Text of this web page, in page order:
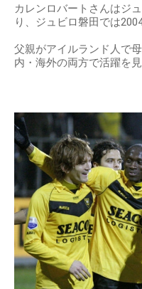
カレンロバートさんはジ
り、ジュビロ磐田では
父親がアイルランド人で
内・海外の両方で活躍を見